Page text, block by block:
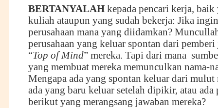
BERTANYALAHkepada pencari kerja, baik
kuliah ataupun yang sudah bekerja: Jika
perusahaan mana yang diidamkan?
perusahaan yang keluar spontan dari
“Top of Mind” mereka. Tapi dari mana
yang membuat mereka memunculkan nama-
Mengapa ada yang spontan keluar dari mulut
ada yang baru keluar setelah dipikir, atau ada
berikut yang merangsang jawaban mereka?